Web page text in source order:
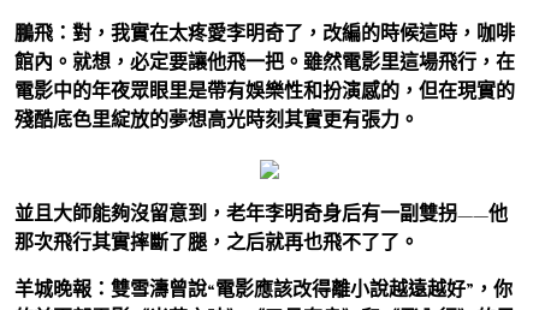
鵬飛： 對，我實在太疼愛李明奇了，改編的時候這時，咖啡
館內。就想，必定要讓他飛一把。雖然電影里這場飛行，在
電影中的年夜眾眼里是帶有娛樂性和扮演感的，但在現實的
殘酷底色里綻放的夢想高光時刻其實更有張力。
並且大師能夠沒留意到，老年李明奇身后有一副雙拐——他
那次飛行其實摔斷了腿，之后就再也飛不了了。
羊城晚報：雙雪濤曾說“電影應該改得離小說越遠越好”，你